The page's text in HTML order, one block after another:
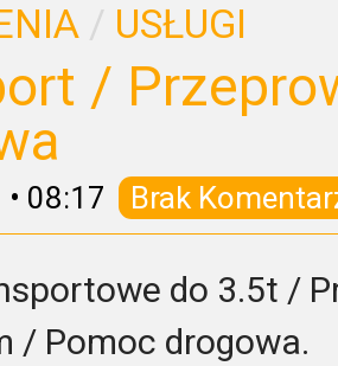
/ USŁUGI
/
• 08:17 Brak
do 3.5t /
/ Pomoc drogowa.